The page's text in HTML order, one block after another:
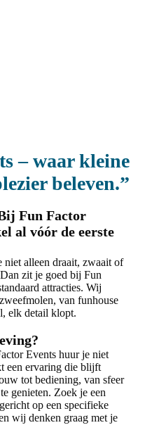
– waar kleine
beleven.”
Fun Factor
al vóór de eerste
niet alleen draait, zwaait of
zit je goed bij Fun
attracties. Wij
van funhouse
elk detail klopt.
Events huur je niet
een ervaring die blijft
tot bediening, van sfeer
genieten. Zoek je een
op een specifieke
wij denken graag met je